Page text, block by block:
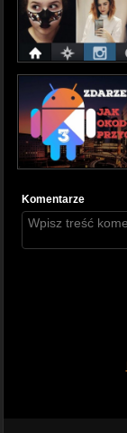
Komentarze